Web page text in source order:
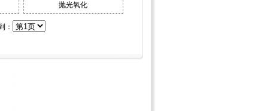
抛光氧化
：